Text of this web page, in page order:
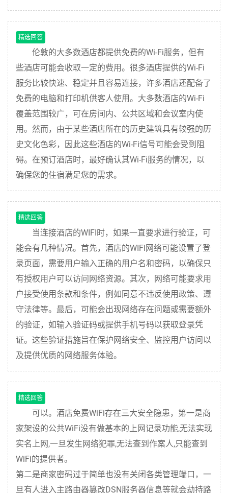
精选回答
伦敦的大多数酒店都提供免费的Wi-Fi服务，但有
些酒店可能会收取一定的费用。很多酒店提供的Wi-Fi
服务比较快速、稳定并且容易连接，许多酒店还配备了
免费的电脑和打印机供客人使用。大多数酒店的Wi-Fi
覆盖范围较广，可在房间内、公共区域和会议室内使
用。然而，由于某些酒店所在的历史建筑具有较强的历
史文化色彩，因此这些酒店的Wi-Fi信号可能会受到阻
碍。在预订酒店时，最好确认其Wi-Fi服务的情况，以
确保您的住宿满足您的需求。
精选回答
当连接酒店的WIFI时，如果一直要求进行验证，可
能会有几种情况。首先，酒店的WIFI网络可能设置了登
录页面，需要用户输入正确的用户名和密码，以确保只
有授权用户可以访问网络资源。其次，网络可能要求用
户接受使用条款和条件，例如同意不违反使用政策、遵
守法律等。最后，可能会出现网络存在问题或需要额外
的验证，如输入验证码或提供手机号码以获取登录凭
证。这些验证措施旨在保护网络安全、监控用户访问以
及提供优质的网络服务体验。
精选回答
可以。酒店免费WiFi存在三大安全隐患，第一是商
家架设的公共WiFi没有做基本的上网记录功能,无法实现
实名上网,一旦发生网络犯罪,无法查到作案人,只能查到
WiFi的提供者。
第二是商家密码过于简单也没有关闭各类管理端口，一
旦有人进入主路由器篡改DSN服务器信息等就会劫持路